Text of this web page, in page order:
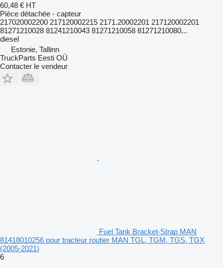
60,48 € HT
Pièce détachée - capteur
217020002200 217120002215 2171.20002201 217120002201
81271210028 81241210043 81271210058 81271210080...
diesel
Estonie, Tallinn
TruckParts Eesti OÜ
Contacter le vendeur
Fuel Tank Bracket-Strap MAN
81418010256 pour tracteur routier MAN TGL, TGM, TGS, TGX
(2005-2021)
6